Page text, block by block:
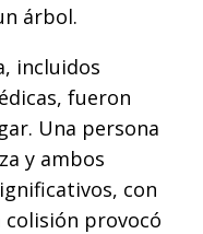
árbol.
incluidos
fueron
Una persona
y ambos
con
colisión provocó